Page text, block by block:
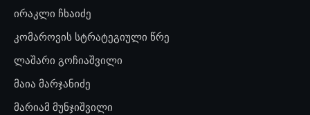
ირაკლი ჩხაიძე
კომაროვის სტრატეგიული წრე
ლაშარი გოჩიაშვილი
მაია მარჯანიძე
მარიამ მუნჯიშვილი